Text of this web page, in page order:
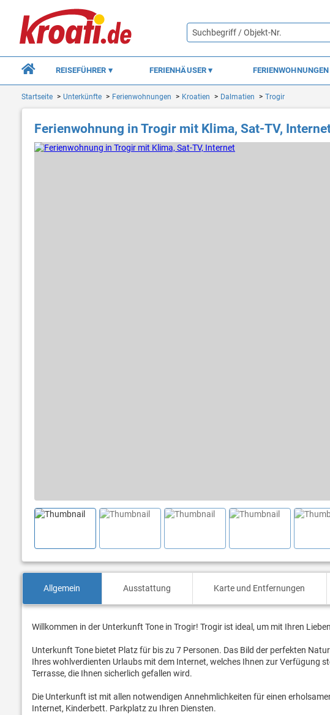
REISEFÜHRER FERIENHÄUSER
Startseite Unterkünfte Ferienwohnungen Kroatien Dalmatien Trogir
Ferienwohnung in Trogir mit Klima, Sat-TV,
Allgemein Ausstattung Karte und Entfernungen
Willkommen in der Unterkunft Tone in Trogir! Trogir ist ideal, um mit Ihren
Unterkunft Tone bietet Platz für bis zu 7 Personen. Das Bild der perfekten
Ihres wohlverdienten Urlaubs mit dem Internet, welches Ihnen zur Verfügung
Terrasse, die Ihnen sicherlich gefallen wird.
Die Unterkunft ist mit allen notwendigen Annehmlichkeiten für einen
Internet, Kinderbett. Parkplatz zu Ihren Diensten.